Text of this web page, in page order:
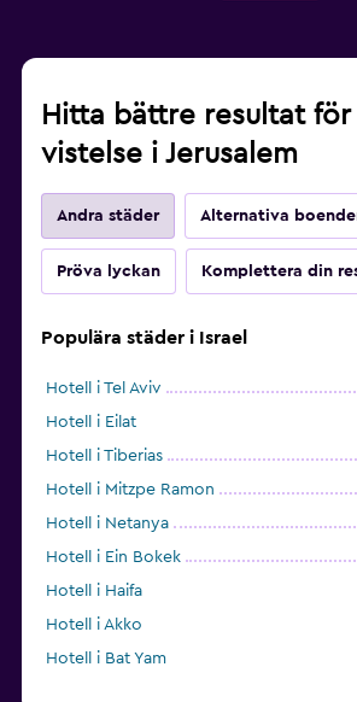
Hitta bättre resultat för
vistelse i Jerusalem
Andra städer Alternativa
Pröva lyckan Komplettera din
Populära städer i Israel
Hotell i Tel Aviv
Hotell i Eilat
Hotell i Tiberias
Hotell i Mitzpe Ramon
Hotell i Netanya
Hotell i Ein Bokek
Hotell i Haifa
Hotell i Akko
Hotell i Bat Yam